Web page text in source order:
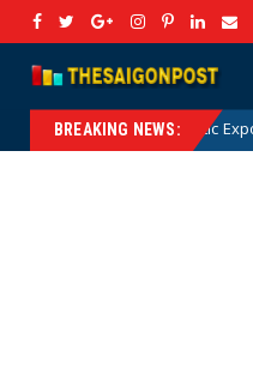
BREAKING NEWS:
and Aquatic Exports: